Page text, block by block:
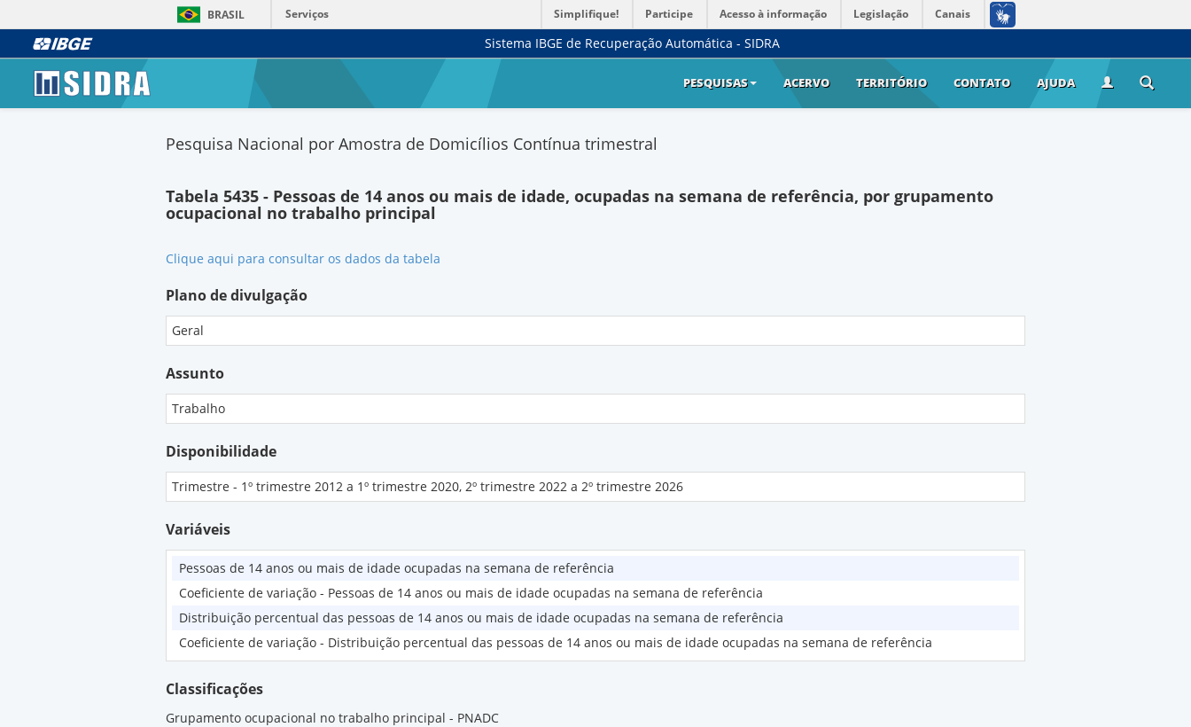
BRASIL Serviços Simplifique! Participe Acesso à informação Legislação Canais
Sistema IBGE de Recuperação Automática - SIDRA
PESQUISAS ACERVO TERRITÓRIO CONTATO AJUDA
Pesquisa Nacional por Amostra de Domicílios Contínua trimestral
Tabela 5435 - Pessoas de 14 anos ou mais de idade, ocupadas na semana de referência, por grupamento
ocupacional no trabalho principal
Clique aqui para consultar os dados da tabela
Plano de divulgação
Geral
Assunto
Trabalho
Disponibilidade
Trimestre - 1º trimestre 2012 a 1º trimestre 2020, 2º trimestre 2022 a 2º trimestre 2026
Variáveis
Pessoas de 14 anos ou mais de idade ocupadas na semana de referência
Coeficiente de variação - Pessoas de 14 anos ou mais de idade ocupadas na semana de referência
Distribuição percentual das pessoas de 14 anos ou mais de idade ocupadas na semana de referência
Coeficiente de variação - Distribuição percentual das pessoas de 14 anos ou mais de idade ocupadas na semana de referência
Classificações
Grupamento ocupacional no trabalho principal - PNADC